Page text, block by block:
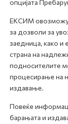
опцијата
ЕКСИМ
за дозволи за
заедница, како и
страна на
подносителите
процесирање на
издавање.
Повеќе
барањата и